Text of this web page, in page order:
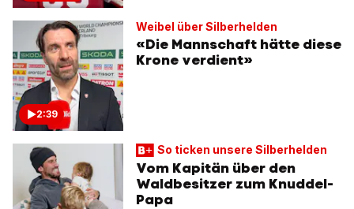
2:39
Weibel über Silberhelden
«Die Mannschaft hätte diese
Krone verdient»
So ticken unsere Silberhelden
Vom Kapitän über den
Waldbesitzer zum Knuddel-
Papa